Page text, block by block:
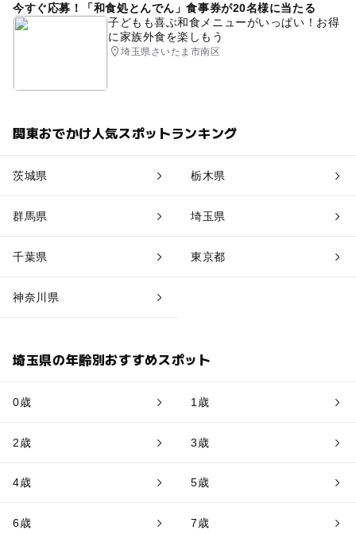
今すぐ応募！「和食処とんでん」食事券が20名様に当たる
子どもも喜ぶ和食メニューがいっぱい！お得
に家族外食を楽しもう
埼玉県さいたま市南区
関東おでかけ人気スポットランキング
茨城県 栃木県
群馬県 埼玉県
千葉県 東京都
神奈川県
埼玉県の年齢別おすすめスポット
0歳 1歳
2歳 3歳
4歳 5歳
6歳 7歳